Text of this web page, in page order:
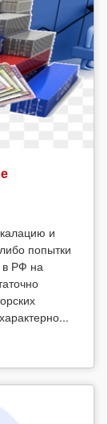
и
попытки
в РФ на